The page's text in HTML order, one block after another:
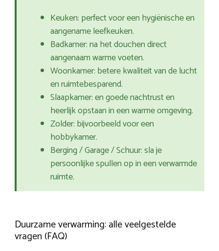
Keuken: perfect voor een hygiënische en
aangename leefkeuken.
Badkamer: na het douchen direct
aangenaam warme voeten.
Woonkamer: betere kwaliteit van de lucht
en ruimtebesparend.
Slaapkamer: en goede nachtrust en
heerlijk opstaan in een warme omgeving.
Zolder: bijvoorbeeld voor een
hobbykamer.
Berging / Garage / Schuur: sla je
persoonlijke spullen op in een verwarmde
ruimte.
Duurzame verwarming: alle veelgestelde
vragen (FAQ)